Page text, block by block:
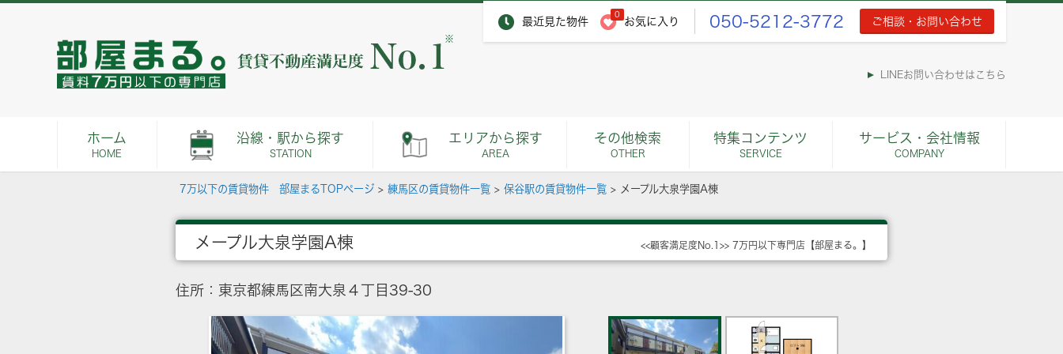
最近見た物件
0
お気に入り 050-5212-3772 ご相談・お問い合わせ
※
LINEお問い合わせはこちら
ホーム
HOME
沿線・駅から探す
STATION
エリアから探す
AREA
その他検索
OTHER
特集コンテンツ
SERVICE
サービス・会社情報
COMPANY
7万以下の賃貸物件 部屋まるTOPページ > 練馬区の賃貸物件一覧 > 保谷駅の賃貸物件一覧 > メープル大泉学園A棟
メープル大泉学園A棟 <<顧客満足度No.1>> 7万円以下専門店【部屋まる。】
住所：東京都練馬区南大泉４丁目39-30